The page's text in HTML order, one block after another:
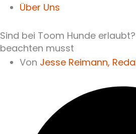
Über Uns
Sind bei Toom Hunde
beachten musst
Von Jesse Reimann,